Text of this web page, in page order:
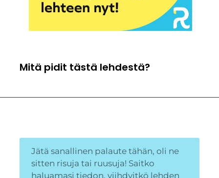
Mitä pidit tästä lehdestä?